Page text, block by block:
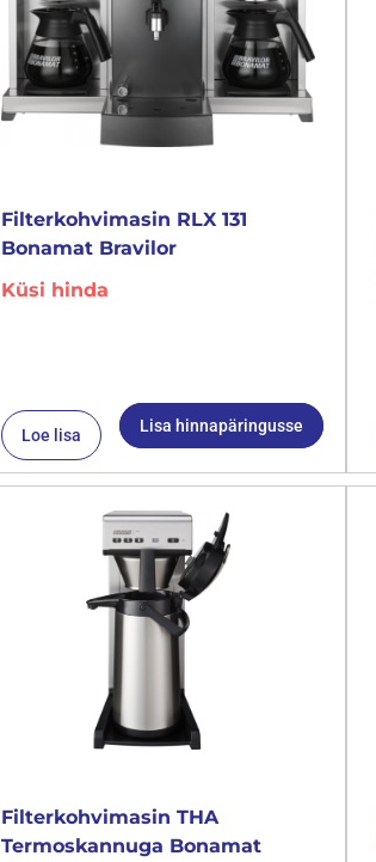
Filterkohvimasin RLX 131
Bonamat Bravilor
Küsi hinda
Loe lisa Lisa hinnapäringusse
Filterkohvimasin THA
Termoskannuga Bonamat